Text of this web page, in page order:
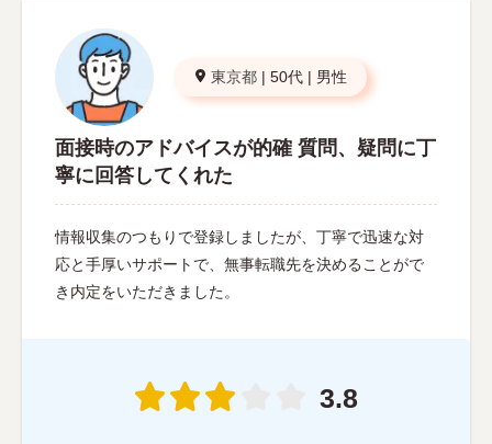
東京都 | 50代 | 男性
面接時のアドバイスが的確 質問、疑問に丁
寧に回答してくれた
情報収集のつもりで登録しましたが、丁寧で迅速な対
応と手厚いサポートで、無事転職先を決めることがで
き内定をいただきました。
3.8